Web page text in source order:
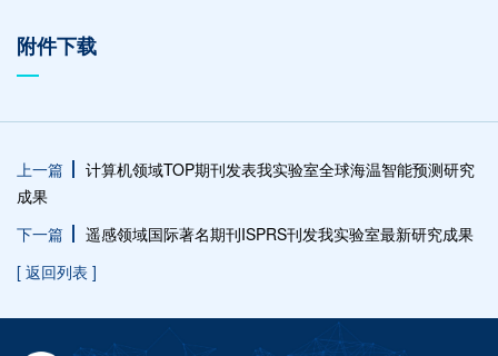
附件下载
上一篇
计算机领域TOP期刊发表我实验室全球海温智能预测研究
成果
下一篇
遥感领域国际著名期刊ISPRS刊发我实验室最新研究成果
[ 返回列表 ]